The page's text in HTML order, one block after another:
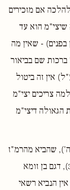
אם מזכירים
הוא עד
- שאין מה
שם בביאור
אין זה ביטול
צריכים יצי"מ
דיצי"מ
שהביא מהרמ"ז
ו'שושנים לדוד' (הובא גם בהשיחה שם הערה 32), דגם בן זומא
הנביא רשאי